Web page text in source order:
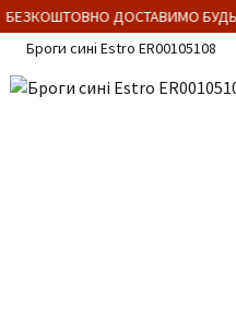
ДОСТАВИМО
Броги сині Estro ER00105108